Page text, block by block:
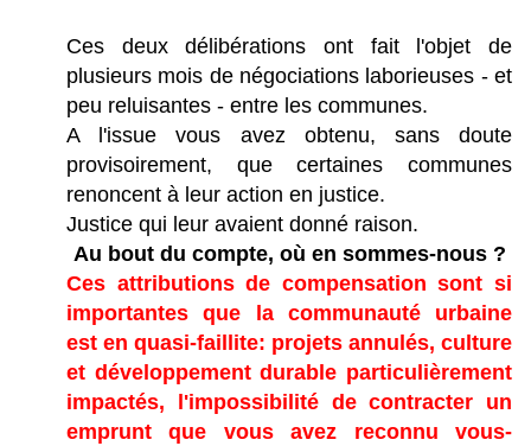
Ces deux délibérations ont fait l'objet de
plusieurs mois de négociations laborieuses - et
peu reluisantes - entre les communes.
A l'issue vous avez obtenu, sans doute
provisoirement, que certaines communes
renoncent à leur action en justice.
Justice qui leur avaient donné raison.
Au bout du compte, où en sommes-nous ?
Ces attributions de compensation sont si
importantes que la communauté urbaine
est en quasi-faillite: projets annulés, culture
et développement durable particulièrement
impactés, l'impossibilité de contracter un
emprunt que vous avez reconnu vous-